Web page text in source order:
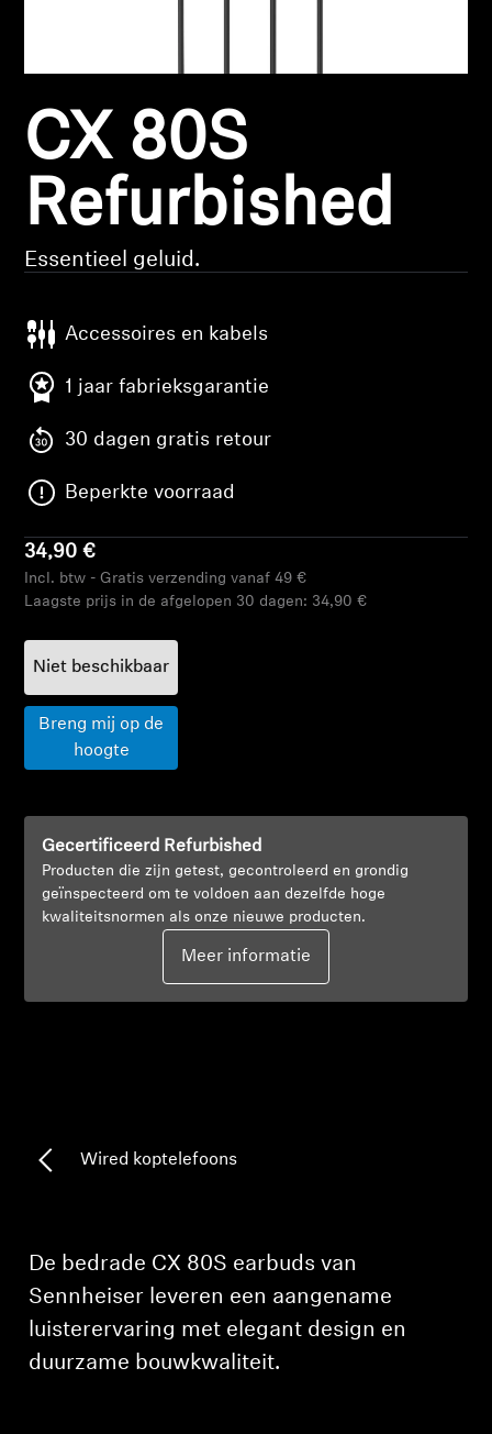
Hearing
Gehoor per categorie
Soundbars
AMBEO soundbars en Subs
Ontdek AMBEO
Ontdekken
Innovaties
Sound Space
CX 80S
Refurbished
Essentieel geluid.
Accessoires en kabels
1 jaar fabrieksgarantie
30 dagen gratis retour
Beperkte voorraad
34,90 €
Incl. btw - Gratis verzending vanaf 49 €
Laagste prijs in de afgelopen 30 dagen: 34,90 €
Niet beschikbaar
Breng mij op de
hoogte
Gecertificeerd Refurbished
Producten die zijn getest, gecontroleerd en grondig
geïnspecteerd om te voldoen aan dezelfde hoge
kwaliteitsnormen als onze nieuwe producten.
Meer informatie
Wired koptelefoons
De bedrade CX 80S earbuds van
Sennheiser leveren een aangename
luisterervaring met elegant design en
duurzame bouwkwaliteit.
Inloggen vereist
Meld u aan bij uw account om producten aan uw
verlanglijst toe te voegen en uw eerder
opgeslagen artikelen te bekijken.